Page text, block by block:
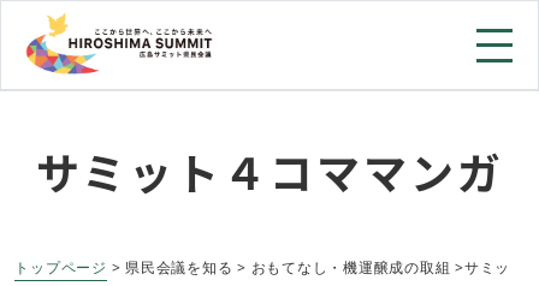
サミット４コママンガ
トップページ > 県民会議を知る > おもてなし・機運醸成の取組 >サミッ